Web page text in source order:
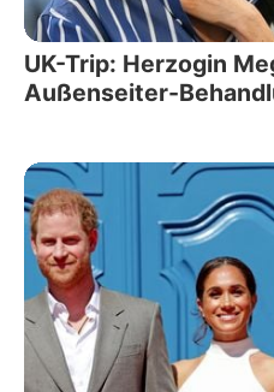
UK-Trip: Herzogin
Außenseiter-